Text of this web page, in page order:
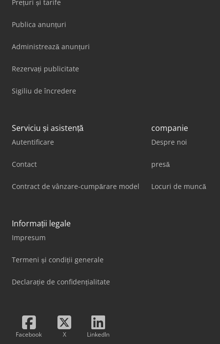
Prețuri și tarife
Publica anunțuri
Administrează anunțuri
Rezervați publicitate
Sigiliu de încredere
Serviciu și asistență
Autentificare
Contact
Contract de vânzare-cumpărare model
companie
Despre noi
presă
Locuri de muncă
Informații legale
Impresum
Termeni și condiții generale
Declarație de confidențialitate
Facebook X LinkedIn